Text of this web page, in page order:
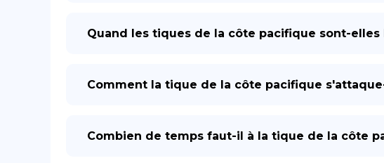
Quand les tiques de la côte pacifique sont-elles
Comment la tique de la côte pacifique
Combien de temps faut-il à la tique de la côte